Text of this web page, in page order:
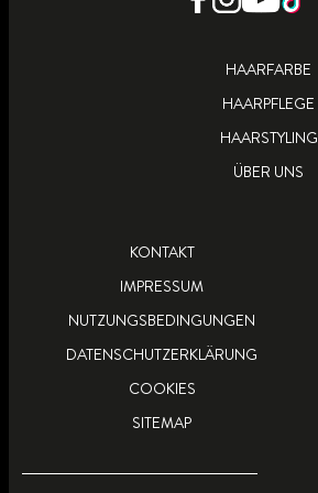
HAARFARBE
HAARPFLEGE
HAARSTYLING
ÜBER UNS
KONTAKT
IMPRESSUM
NUTZUNGSBEDINGUNGEN
DATENSCHUTZERKLÄRUNG
COOKIES
SITEMAP